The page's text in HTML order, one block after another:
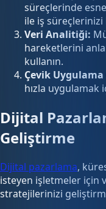
süreçlerinde
ile iş süreçlerinizi
Veri Analitiği:
hareketlerini
kullanın.
Çevik
hızla uygulamak
Dijital
Geliştirme
Dijital pazarlama,
isteyen işletmeler için
stratejilerinizi